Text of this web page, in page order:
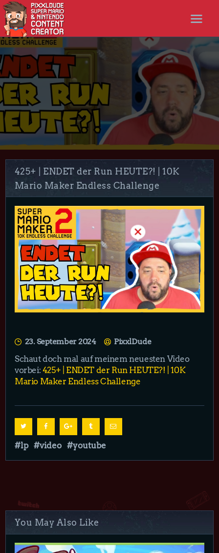
STARTSEITE
NEWS
STREAMS
LET’S PLAYS
NICER SHOP
FOLLOW ME
425+ | ENDET der Run HEUTE?! | 10K
Mario Maker Endless Challenge
23. September 2024 PixxlDude
Schaut doch mal auf meinem neuesten Video
vorbei: 425+ | ENDET der Run HEUTE?! | 10K
Mario Maker Endless Challenge
lp video youtube
You May Also Like